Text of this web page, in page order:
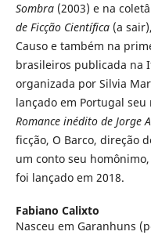
Sombra(2003) e na
de Ficção Científica (a
Causo e também na
brasileiros publicada na
organizada por Silvia
lançado em Portugal seu
Romance inédito de Jorge
ficção, O Barco, direção
um conto seu
foi lançado em 2018.
Fabiano Calixto
Nasceu em Garanhuns